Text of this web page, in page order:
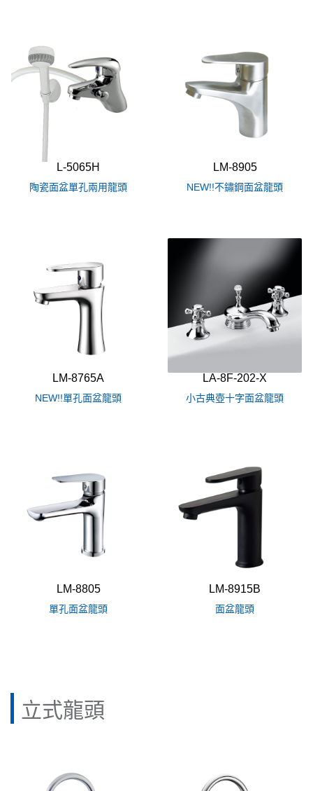
L-5065H
陶瓷面盆單孔兩用龍頭
LM-8905
NEW!!不鏽鋼面盆龍頭
LM-8765A
NEW!!單孔面盆龍頭
LA-8F-202-X
小古典壺十字面盆龍頭
LM-8805
單孔面盆龍頭
LM-8915B
面盆龍頭
立式龍頭